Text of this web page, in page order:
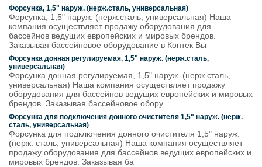
Форсунка, 1,5" наруж. (нерж.сталь, универсальная)
Форсунка, 1,5" наруж. (нерж.сталь, универсальная) Наша
компания осуществляет продажу оборудования для
бассейнов ведущих европейских и мировых брендов.
Заказывая бассейновое оборудование в Контек Вы
Форсунка донная регулируемая, 1,5" наруж. (нерж.сталь,
универсальная)
Форсунка донная регулируемая, 1,5" наруж. (нерж.сталь,
универсальная) Наша компания осуществляет продажу
оборудования для бассейнов ведущих европейских и мировых
брендов. Заказывая бассейновое обору
Форсунка для подключения донного очистителя 1,5" наруж. (нерж.
сталь, универсальная)
Форсунка для подключения донного очистителя 1,5" наруж.
(нерж. сталь, универсальная) Наша компания осуществляет
продажу оборудования для бассейнов ведущих европейских и
мировых брендов. Заказывая ба